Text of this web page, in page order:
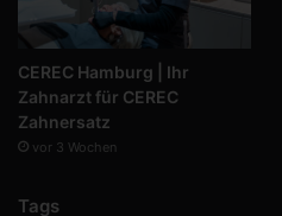
CEREC Hamburg | Ihr
Zahnarzt für CEREC
Zahnersatz
vor 3 Wochen
Tags